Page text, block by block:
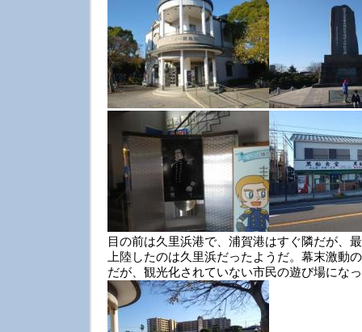
目の前は久里浜港で、浦賀港はすぐ隣だが、
上陸したのは久里浜だったようだ。幕末激動
だが、観光化されていない市民の遊び場にな